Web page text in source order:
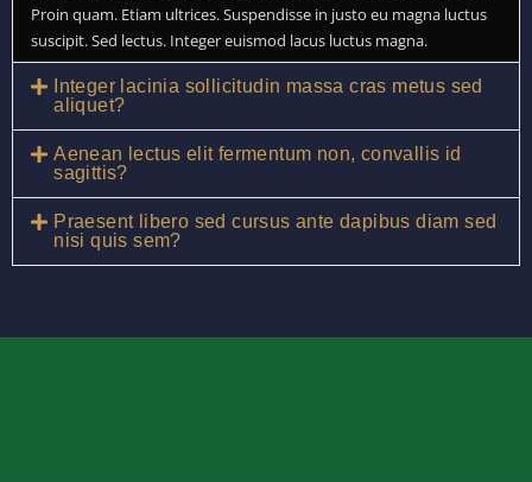
Proin quam. Etiam ultrices. Suspendisse in justo eu magna luctus
suscipit. Sed lectus. Integer euismod lacus luctus magna.
Integer lacinia sollicitudin massa cras metus sed
aliquet?
Aenean lectus elit fermentum non, convallis id
sagittis?
Praesent libero sed cursus ante dapibus diam sed
nisi quis sem?